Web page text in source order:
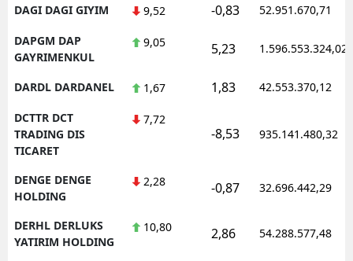
DAGI DAGI GIYIM 9,52 -0,83 52.951.670,71
DAPGM DAP
GAYRIMENKUL
9,05 5,23 1.596.553.324,02
DARDL DARDANEL 1,67 1,83 42.553.370,12
DCTTR DCT
TRADING DIS
TICARET
7,72
-8,53 935.141.480,32
DENGE DENGE
HOLDING
2,28 -0,87 32.696.442,29
DERHL DERLUKS
YATIRIM HOLDING
10,80 2,86 54.288.577,48